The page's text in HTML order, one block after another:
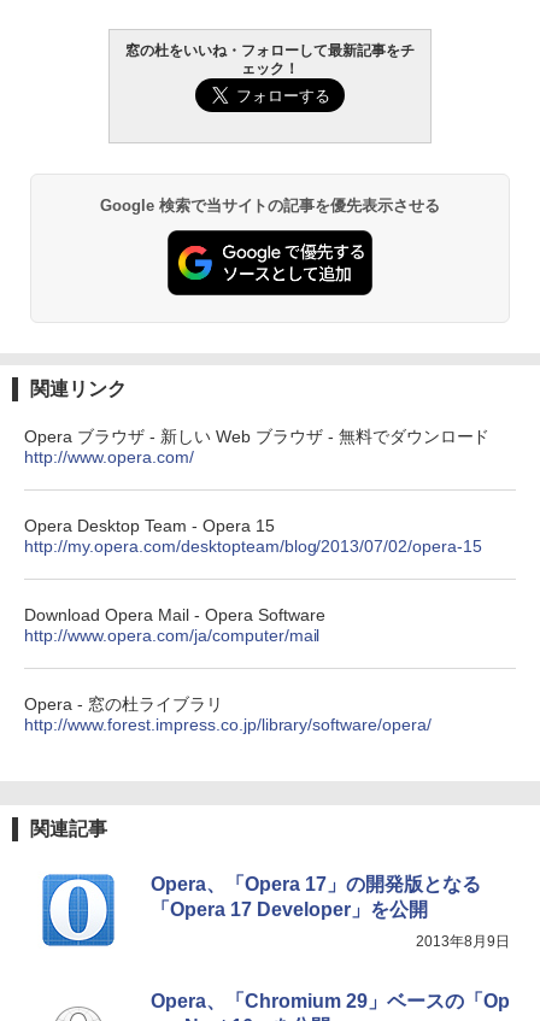
窓の杜をいいね・フォローして最新記事をチ
ェック！
Google 検索で当サイトの記事を優先表示させる
関連リンク
Opera ブラウザ - 新しい Web ブラウザ - 無料でダウンロード
http://www.opera.com/
Opera Desktop Team - Opera 15
http://my.opera.com/desktopteam/blog/2013/07/02/opera-15
Download Opera Mail - Opera Software
http://www.opera.com/ja/computer/mail
Opera - 窓の杜ライブラリ
http://www.forest.impress.co.jp/library/software/opera/
関連記事
Opera、「Opera 17」の開発版となる
「Opera 17 Developer」を公開
2013年8月9日
Opera、「Chromium 29」ベースの「Op